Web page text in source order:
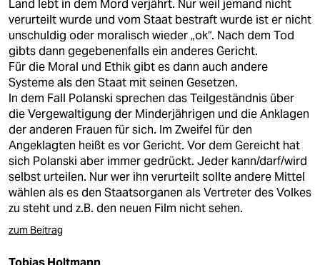
Land lebt in dem Mord verjährt. Nur weil jemand nicht
verurteilt wurde und vom Staat bestraft wurde ist er nicht
unschuldig oder moralisch wieder „ok“. Nach dem Tod
gibts dann gegebenenfalls ein anderes Gericht.
Für die Moral und Ethik gibt es dann auch andere
Systeme als den Staat mit seinen Gesetzen.
In dem Fall Polanski sprechen das Teilgeständnis über
die Vergewaltigung der Minderjährigen und die Anklagen
der anderen Frauen für sich. Im Zweifel für den
Angeklagten heißt es vor Gericht. Vor dem Gereicht hat
sich Polanski aber immer gedrückt. Jeder kann/darf/wird
selbst urteilen. Nur wer ihn verurteilt sollte andere Mittel
wählen als es den Staatsorganen als Vertreter des Volkes
zu steht und z.B. den neuen Film nicht sehen.
zum Beitrag